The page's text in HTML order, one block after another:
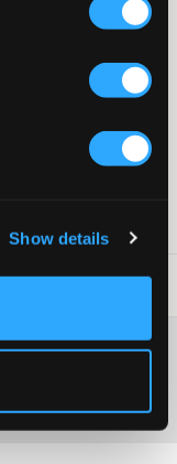
Show details
design.
er perfekt til jeans.